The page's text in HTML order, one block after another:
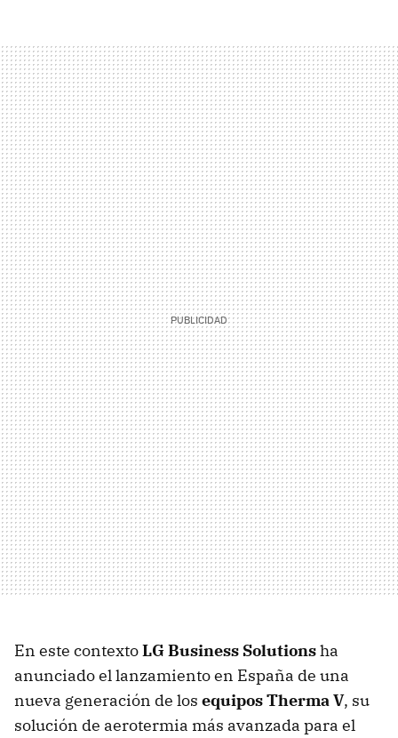
En este contextoLG Business Solutionsha
anunciado el lanzamiento en España de una
nueva generación de los equipos Therma V, su
solución de aerotermia más avanzada para el